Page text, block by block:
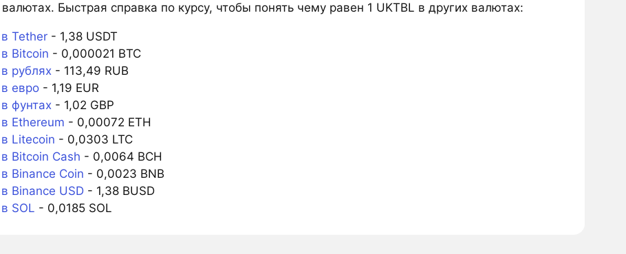
валютах. Быстрая справка по курсу, чтобы понять чему равен 1 UKTBL в других валютах:
Tether- 1,38 USDT
Bitcoin - 0,000021 BTC
рублях- 113,49 RUB
евро- 1,19 EUR
фунтах- 1,02 GBP
Ethereum - 0,00072 ETH
Litecoin - 0,0303 LTC
Bitcoin Cash - 0,0064 BCH
Binance Coin - 0,0023 BNB
Binance USD- 1,38 BUSD
SOL - 0,0185 SOL